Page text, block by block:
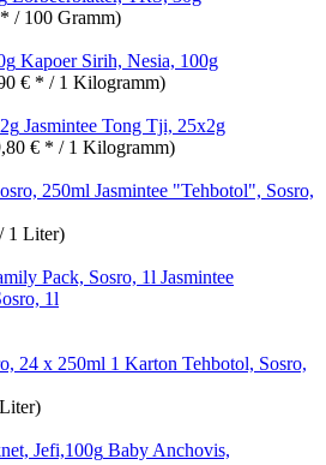
/ 100 Gramm)
Kapoer Sirih, Nesia, 100g
€ * / 1 Kilogramm)
Jasmintee Tong Tji, 25x2g
€ * / 1 Kilogramm)
Jasmintee "Tehbotol", Sosro,
1 Liter)
Jasmintee
1l
1 Karton Tehbotol, Sosro,
Baby Anchovis,